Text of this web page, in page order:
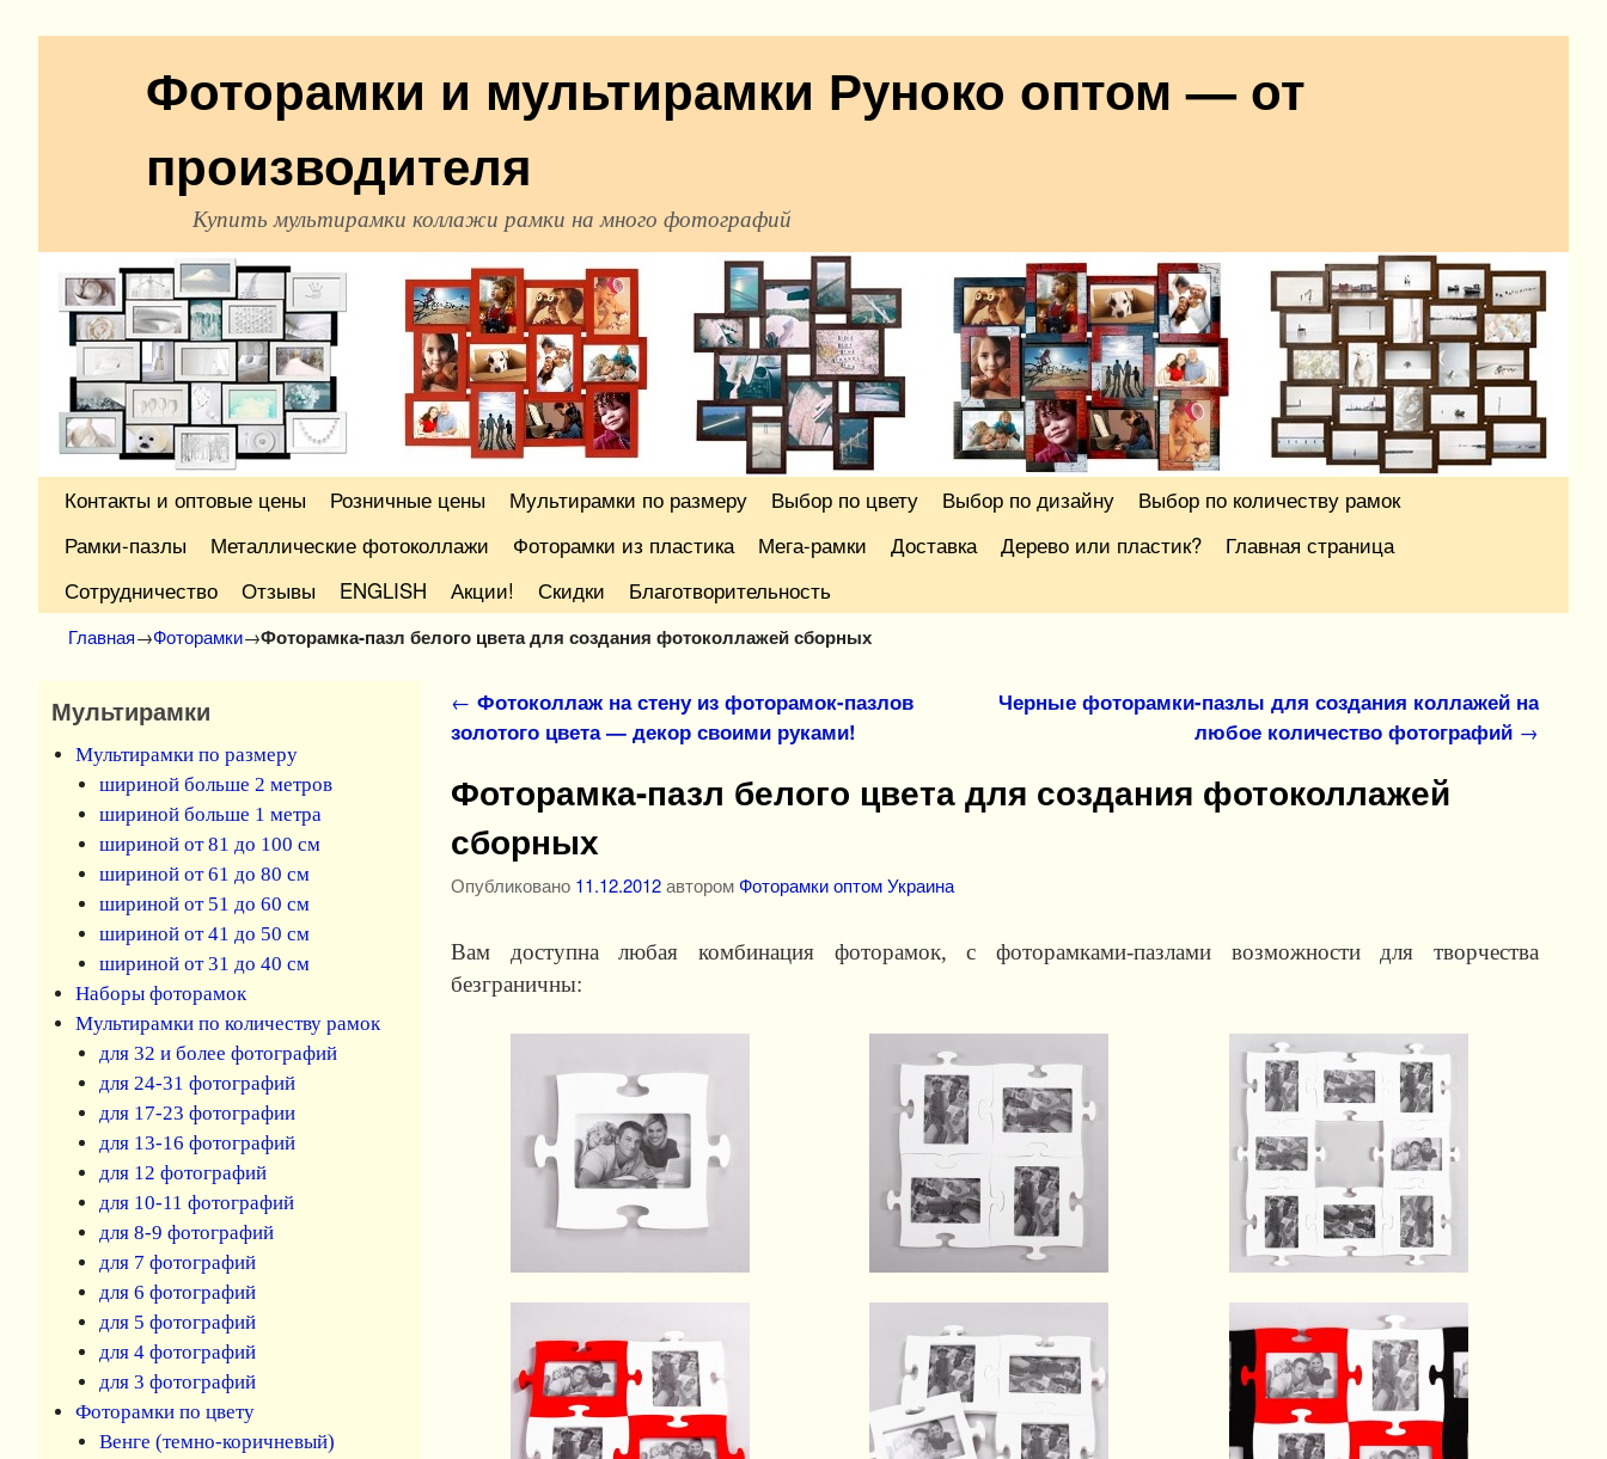
Фоторамки и мультирамки Руноко оптом — от
производителя
Купить мультирамки коллажи рамки на много фотографий
Контакты и оптовые цены Розничные цены Мультирамки по размеру Выбор по цвету Выбор по дизайну
Выбор по количеству рамок
Рамки-пазлы
Металлические фотоколлажи Фоторамки из пластика Мега-рамки Доставка Дерево или пластик?
Главная страница
Сотрудничество
Отзывы ENGLISH Акции! Скидки Благотворительность
Главная→Фоторамки→Фоторамка-пазл белого цвета для создания фотоколлажей сборных
Мультирамки
Мультирамки по размеру
шириной больше 2 метров
шириной больше 1 метра
шириной от 81 до 100 см
шириной от 61 до 80 см
шириной от 51 до 60 см
шириной от 41 до 50 см
шириной от 31 до 40 см
Наборы фоторамок
Мультирамки по количеству рамок
для 32 и более фотографий
для 24-31 фотографий
для 17-23 фотографии
для 13-16 фотографий
для 12 фотографий
для 10-11 фотографий
для 8-9 фотографий
для 7 фотографий
для 6 фотографий
для 5 фотографий
для 4 фотографий
для 3 фотографий
Фоторамки по цвету
Венге (темно-коричневый)
Навигация по записям
← Фотоколлаж на стену из фоторамок-пазлов
золотого цвета — декор своими руками!
Черные фоторамки-пазлы для создания коллажей на
любое количество фотографий →
Фоторамка-пазл белого цвета для создания фотоколлажей
сборных
Опубликовано 11.12.2012авторомФоторамки оптом Украина
Вам доступна любая комбинация фоторамок, с фоторамками-пазлами возможности для творчества
безграничны: